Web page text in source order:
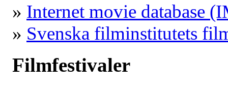
» Internet movie database
» Svenska filminstitutets
Filmfestivaler